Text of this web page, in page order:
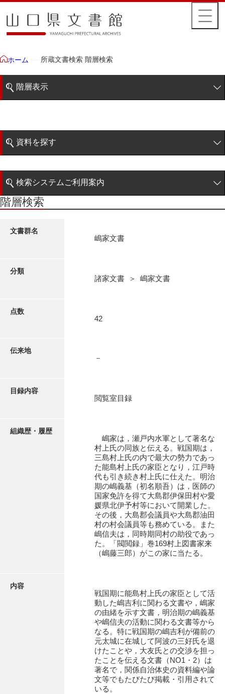
ホーム 所蔵文書検索 階層検索
階層表示
藩政文書
特定歴史公文書
諸家文書
荒瀬家文書（防府市）
阿武家文書（山口市）
阿武家文書（美祢市）
阿武家文書(美祢市２)
阿武孝太郎文書
池田邦夫所蔵文書
石井丈若撮影写真
石田家文書（徳山市）
資料を探す
階層検索
近代刊行写真帳類
検索システムご利用案内
検索システムの利用について
更新履歴
階層検索
文書群名
嶋家文書
分類
諸家文書 ＞ 嶋家文書
点数
42
伝来地
－
目録内容
閲覧室目録
組織歴・履歴
嶋家は，瀬戸内水軍として著名な
村上氏の同族と伝える。戦国期は，
三島村上氏の内で最大の勢力であっ
た能島村上氏の家臣となり，江戸時
代も引き続き村上氏に仕えた。明治
期の嶋義基（初名順吾）は，医師の
国家免許を得て大島郡伊保田村や愛
媛県北伊予村等において開業した。
その後，大島郡会議員や大島郡油田
村の村会議員等も務めている。また
嶋信夫は，同時期同村の助役であっ
た。「閥閲録」巻169村上図書家来
（嶋藤三郎）がこの家に当たる。
内容
戦国期に能島村上氏の家臣として活
動した嶋吉利に関わる文書や，嶋家
の由緒を示す文書，明治期の嶋義基
や嶋信夫の活動に関わる文書等から
なる。特に戦国期の嶋吉利が備前の
元太城に在城して阿波の三好氏を退
けたことや，大友氏との交渉を担っ
たことを伝える文書（NO1・2）は
著名で，関係自治体史の資料編や論
文等でもたびたび掲載・引用されて
いる。